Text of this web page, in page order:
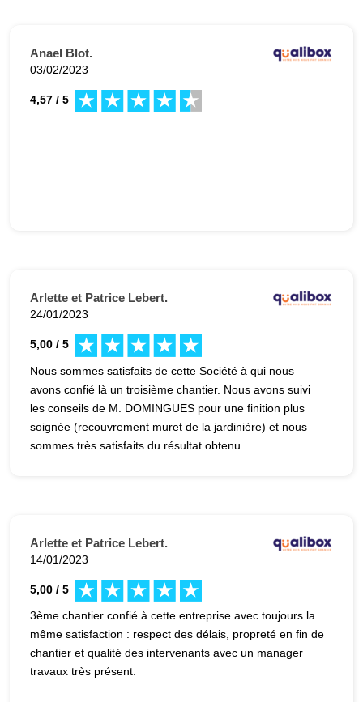
Anael Blot.
03/02/2023
4,57 / 5
Arlette et Patrice Lebert.
24/01/2023
5,00 / 5
Nous sommes satisfaits de cette Société à qui nous
avons confié là un troisième chantier. Nous avons suivi
les conseils de M. DOMINGUES pour une finition plus
soignée (recouvrement muret de la jardinière) et nous
sommes très satisfaits du résultat obtenu.
Arlette et Patrice Lebert.
14/01/2023
5,00 / 5
3ème chantier confié à cette entreprise avec toujours la
même satisfaction : respect des délais, propreté en fin de
chantier et qualité des intervenants avec un manager
travaux très présent.